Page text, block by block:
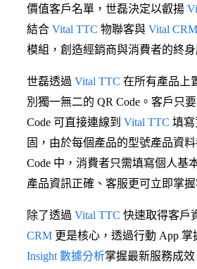
價值客戶名單，世磊決定以叡揚
結合 Vital TTC 物聯客與 Vital
模組，創造經銷商與消費者的終
世磊透過 Vital TTC 在所有產品上
別獨一無二的 QR Code。客戶只
Code 可直接連線到 Vital TTC 填
固，由於每個產品的型號產品資
Code 中，消費者只需填寫個人基
產品資訊正確、客服更可立即掌握
除了透過 Vital TTC 快速取得客戶
CRM 更是核心，透過行動 App
Insight 數據分析掌握最新服務成